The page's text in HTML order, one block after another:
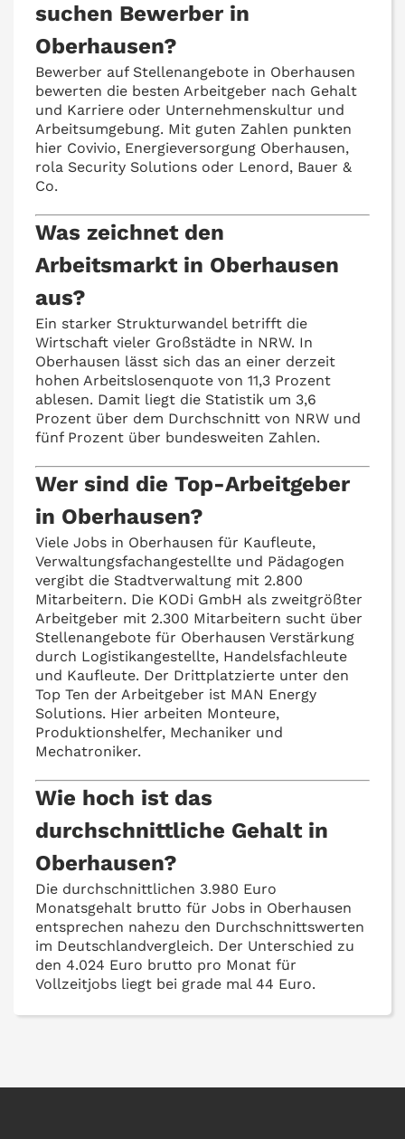
suchen Bewerber in
Oberhausen?
Bewerber auf Stellenangebote in Oberhausen
bewerten die besten Arbeitgeber nach Gehalt
und Karriere oder Unternehmenskultur und
Arbeitsumgebung. Mit guten Zahlen punkten
hier Covivio, Energieversorgung Oberhausen,
rola Security Solutions oder Lenord, Bauer &
Co.
Was zeichnet den
Arbeitsmarkt in Oberhausen
aus?
Ein starker Strukturwandel betrifft die
Wirtschaft vieler Großstädte in NRW. In
Oberhausen lässt sich das an einer derzeit
hohen Arbeitslosenquote von 11,3 Prozent
ablesen. Damit liegt die Statistik um 3,6
Prozent über dem Durchschnitt von NRW und
fünf Prozent über bundesweiten Zahlen.
Wer sind die Top-Arbeitgeber
in Oberhausen?
Viele Jobs in Oberhausen für Kaufleute,
Verwaltungsfachangestellte und Pädagogen
vergibt die Stadtverwaltung mit 2.800
Mitarbeitern. Die KODi GmbH als zweitgrößter
Arbeitgeber mit 2.300 Mitarbeitern sucht über
Stellenangebote für Oberhausen Verstärkung
durch Logistikangestellte, Handelsfachleute
und Kaufleute. Der Drittplatzierte unter den
Top Ten der Arbeitgeber ist MAN Energy
Solutions. Hier arbeiten Monteure,
Produktionshelfer, Mechaniker und
Mechatroniker.
Wie hoch ist das
durchschnittliche Gehalt in
Oberhausen?
Die durchschnittlichen 3.980 Euro
Monatsgehalt brutto für Jobs in Oberhausen
entsprechen nahezu den Durchschnittswerten
im Deutschlandvergleich. Der Unterschied zu
den 4.024 Euro brutto pro Monat für
Vollzeitjobs liegt bei grade mal 44 Euro.